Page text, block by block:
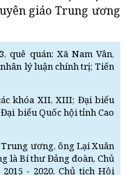
giáo Trung ương
quê quán: Xã Nam Vân,
lý luận chính trị; Tiến
khóa XII, XIII; Đại biểu
biểu Quốc hội tỉnh Cao
ương, ông Lại Xuân
là Bí thư Đảng đoàn, Chủ
- 2020, Chủ tịch Hội